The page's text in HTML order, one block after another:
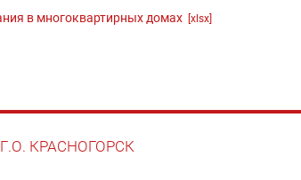
в многоквартирных домах [xlsx]
КРАСНОГОРСК